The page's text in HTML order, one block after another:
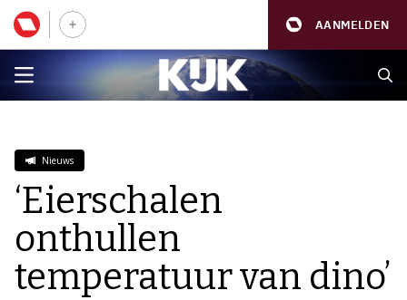
AANMELDEN
Nieuws
‘Eierschalen
onthullen
temperatuur van dino’